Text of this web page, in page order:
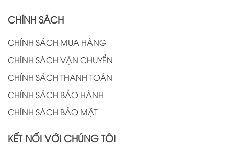
CHÍNH SÁCH
CHÍNH SÁCH MUA HÀNG
CHÍNH SÁCH VẬN CHUYỂN
CHÍNH SÁCH THANH TOÁN
CHÍNH SÁCH BẢO HÀNH
CHÍNH SÁCH BẢO MẬT
KẾT NỐI VỚI CHÚNG TÔI